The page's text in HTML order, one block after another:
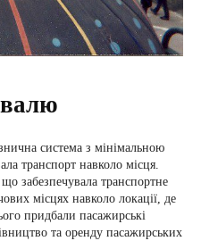
система з мінімальною
транспорт навколо місця.
забезпечувала транспортне
місцях навколо локації, де
придбали пасажирські
та оренду пасажирських